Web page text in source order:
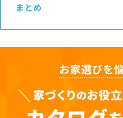
まとめ